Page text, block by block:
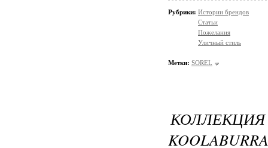
Рубрики: Истории брендов
Статьи
Пожелания
Уличный стиль
Метки: SOREL